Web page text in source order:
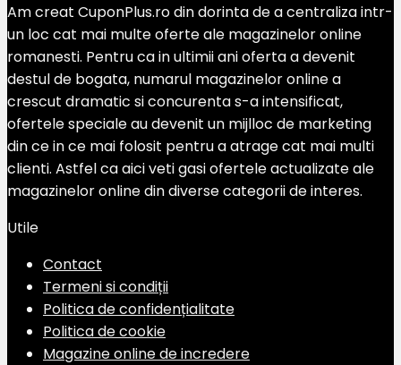
Am creat CuponPlus.ro din dorinta de a centraliza intr-
un loc cat mai multe oferte ale magazinelor online
romanesti. Pentru ca in ultimii ani oferta a devenit
destul de bogata, numarul magazinelor online a
crescut dramatic si concurenta s-a intensificat,
ofertele speciale au devenit un mijlloc de marketing
din ce in ce mai folosit pentru a atrage cat mai multi
clienti. Astfel ca aici veti gasi ofertele actualizate ale
magazinelor online din diverse categorii de interes.
Utile
Contact
Termeni si condiții
Politica de confidențialitate
Politica de cookie
Magazine online de incredere